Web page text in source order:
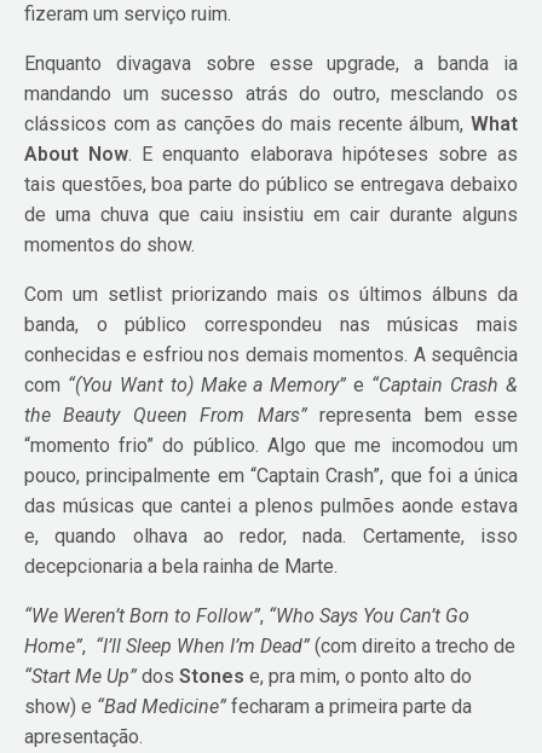
fizeram um serviço ruim.
Enquanto divagava sobre esse upgrade, a banda ia
mandando um sucesso atrás do outro, mesclando os
clássicos com as canções do mais recente álbum, What
About Now. E enquanto elaborava hipóteses sobre as
tais questões, boa parte do público se entregava debaixo
de uma chuva que caiu insistiu em cair durante alguns
momentos do show.
Com um setlist priorizando mais os últimos álbuns da
banda, o público correspondeu nas músicas mais
conhecidas e esfriou nos demais momentos. A sequência
com “(You Want to) Make a Memory” e “Captain Crash &
the Beauty Queen From Mars”representa bem esse
“momento frio” do público. Algo que me incomodou um
pouco, principalmente em “Captain Crash”, que foi a única
das músicas que cantei a plenos pulmões aonde estava
e, quando olhava ao redor, nada. Certamente, isso
decepcionaria a bela rainha de Marte.
“We Weren’t Born to Follow”, “Who Says You Can’t Go
Home”, “I’ll Sleep When I’m Dead” (com direito a trecho de
“Start Me Up” dos Stones e, pra mim, o ponto alto do
show) e “Bad Medicine” fecharam a primeira parte da
apresentação.